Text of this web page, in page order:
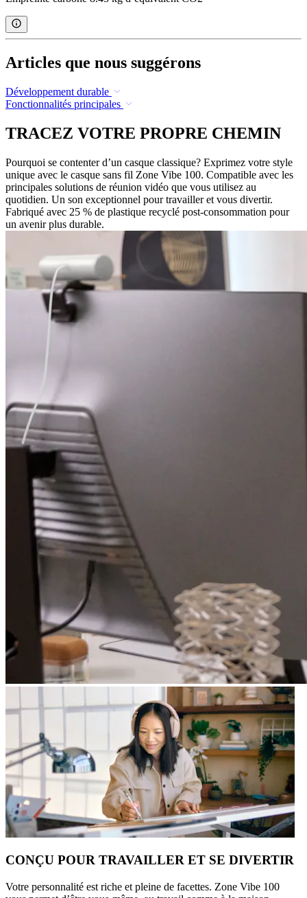
Articles que nous suggérons
Développement durable
Fonctionnalités principales
TRACEZ VOTRE PROPRE CHEMIN
Pourquoi se contenter d’un casque classique? Exprimez votre style
unique avec le casque sans fil Zone Vibe 100. Compatible avec les
principales solutions de réunion vidéo que vous utilisez au
quotidien. Un son exceptionnel pour travailler et vous divertir.
Fabriqué avec 25 % de plastique recyclé post-consommation pour
un avenir plus durable.
CONÇU POUR TRAVAILLER ET SE DIVERTIR
Votre personnalité est riche et pleine de facettes. Zone Vibe 100